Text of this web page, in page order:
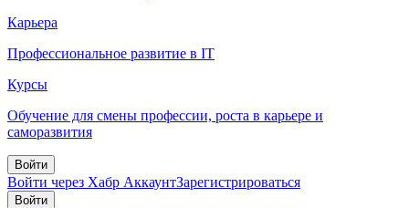
Карьера
Профессиональное развитие в IT
Курсы
Обучение для смены профессии, роста в карьере и
саморазвития
Войти
Войти через Хабр АккаунтЗарегистрироваться
Войти